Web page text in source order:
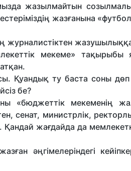
жазылмайтын
жазғанына
журналистіктен
мекеме» тақырыбы
Қуандық ту баста соны
бе?
«бюджеттік мекеменің
сенат, министрлік,
Қандай жағдайда да
әңгімелеріндегі